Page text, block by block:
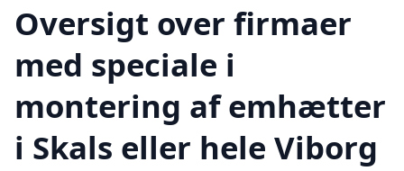
Oversigt over firmaer
med speciale i
montering af emhætter
i Skals eller hele Viborg